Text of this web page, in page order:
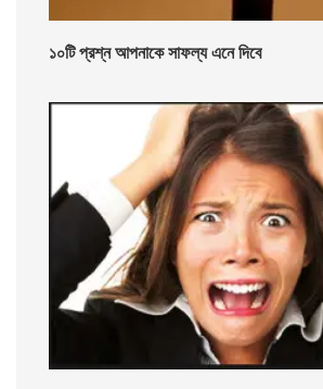
১০টি প্রশ্ন আপনাকে সাফল্য এনে দিবে